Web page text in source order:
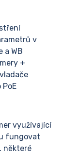
v
a WB
+
využívající
fungovat
některé